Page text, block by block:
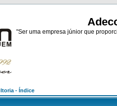
"Ser uma empresa júnior que
- Índice